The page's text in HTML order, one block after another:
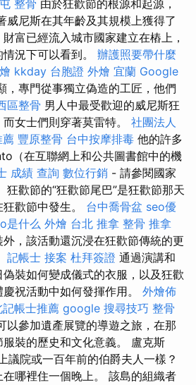
整骨 由於狂歡節的根源和起源，
威尼斯在其年齡及其規模上獲得了
富已經流入城市國家建立在樁上，
況下可以看到。 辦護照要帶什麼
kkday 台胞證 外燴 宜蘭 Google
，專門從事獨立偽造的工匠，他們
區整骨 男人中最受歡迎的威尼斯狂
女士們則穿著莫雷特。 社團法人
薦 豐原整骨 台中按摩排毒 他的許多
（在互聯網上和公共圖書館中的機
成績 查詢 數位行銷 - 請參閱國家
歡節的“狂歡節尾巴”是狂歡節那天
歡節中發生。 台中喬骨盆 seo優
是什么 外燴 台北 推拿 整骨 推拿
，該活動還沉浸在狂歡節傳統的更
記帳士 接案 杜拜簽證 通過演講和
裝如何變成儀式的衣服，以及狂歡
祝活動中如何發揮作用。 外燴佈
記帳士推薦 google 搜尋技巧 整骨
以參加遺產展覽的導遊之旅，在那
裝的歷史和文化意義。 盧克斯
議院或一百年前的伯爵夫人一樣？
哪裡住一個晚上。 該島的組織者